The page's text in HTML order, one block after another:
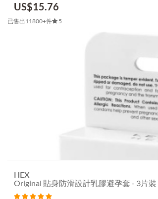
US$15.76
已售出11800+件 5
HEX
Original 貼身防滑設計乳膠避孕套 - 3片裝